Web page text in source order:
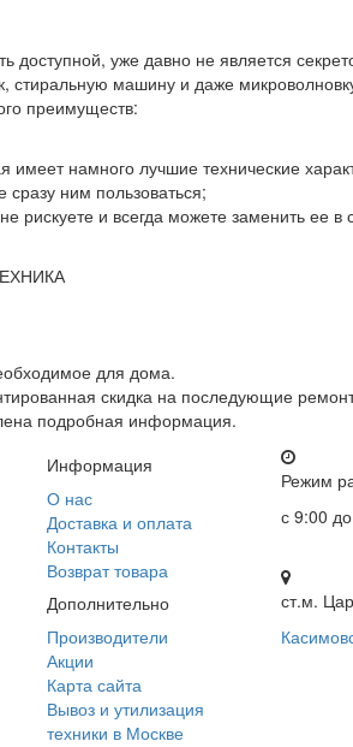
уже давно не является
машину и даже
преимуществ:
имеет намного лучшие технические
ним пользоваться;
рискуете и всегда можете заменить ее
для дома.
скидка на последующие
подробная информация.
Информация
О нас
Доставка и оплата
Контакты
Возврат товара
Дополнительно
Производители
Акции
Карта сайта
Вывоз и утилизация
техники в Москве
Режим
с 9:00
ст.м.